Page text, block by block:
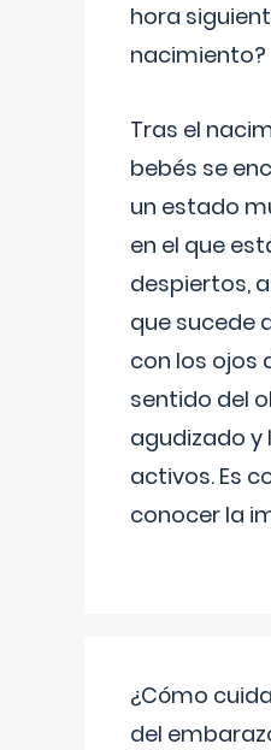
hora
nacimiento?
Tras el
bebés se
un estado
en el que
despiertos,
que sucede
con los ojos
sentido del
agudizado y
activos. Es
conocer la
¿Cómo
del